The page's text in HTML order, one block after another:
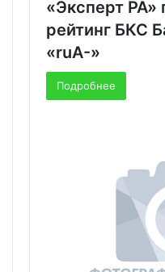
«Эксперт РА»
рейтинг БКС
«ruА-»
Подробнее